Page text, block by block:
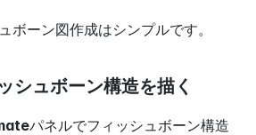
ボーン図作成はシンプルです。
シュボーン構造を描く
パネルでフィッシュボーン構造